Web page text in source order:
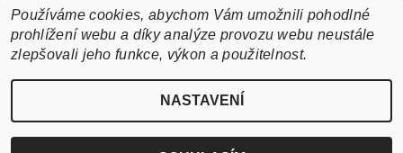
Přidat komentář
2026 ©b2bchytil.cz, všechna práva vyhrazena
Používáme cookies, abychom Vám umožnili pohodlné
prohlížení webu a díky analýze provozu webu neustále
zlepšovali jeho funkce, výkon a použitelnost.
NASTAVENÍ